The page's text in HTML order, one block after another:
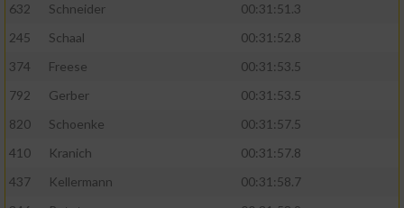
632
Schneider
00:31:51.3
245
Schaal
00:31:52.8
374
Freese
00:31:53.5
792
Gerber
00:31:53.5
820
Schoenke
00:31:57.5
410
Kranich
00:31:57.8
437
Kellermann
00:31:58.7